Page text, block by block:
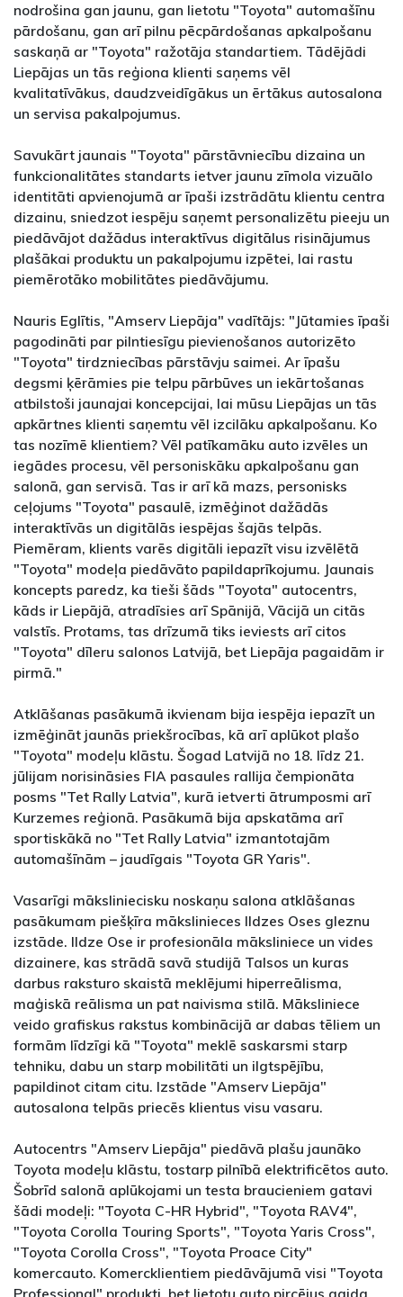
nodrošina gan jaunu, gan lietotu "Toyota" automašīnu
pārdošanu, gan arī pilnu pēcpārdošanas apkalpošanu
saskaņā ar "Toyota" ražotāja standartiem. Tādējādi
Liepājas un tās reģiona klienti saņems vēl
kvalitatīvākus, daudzveidīgākus un ērtākus autosalona
un servisa pakalpojumus.
Savukārt jaunais "Toyota" pārstāvniecību dizaina un
funkcionalitātes standarts ietver jaunu zīmola vizuālo
identitāti apvienojumā ar īpaši izstrādātu klientu centra
dizainu, sniedzot iespēju saņemt personalizētu pieeju un
piedāvājot dažādus interaktīvus digitālus risinājumus
plašākai produktu un pakalpojumu izpētei, lai rastu
piemērotāko mobilitātes piedāvājumu.
Nauris Eglītis, "Amserv Liepāja" vadītājs: "Jūtamies īpaši
pagodināti par pilntiesīgu pievienošanos autorizēto
"Toyota" tirdzniecības pārstāvju saimei. Ar īpašu
degsmi ķērāmies pie telpu pārbūves un iekārtošanas
atbilstoši jaunajai koncepcijai, lai mūsu Liepājas un tās
apkārtnes klienti saņemtu vēl izcilāku apkalpošanu. Ko
tas nozīmē klientiem? Vēl patīkamāku auto izvēles un
iegādes procesu, vēl personiskāku apkalpošanu gan
salonā, gan servisā. Tas ir arī kā mazs, personisks
ceļojums "Toyota" pasaulē, izmēģinot dažādās
interaktīvās un digitālās iespējas šajās telpās.
Piemēram, klients varēs digitāli iepazīt visu izvēlētā
"Toyota" modeļa piedāvāto papildaprīkojumu. Jaunais
koncepts paredz, ka tieši šāds "Toyota" autocentrs,
kāds ir Liepājā, atradīsies arī Spānijā, Vācijā un citās
valstīs. Protams, tas drīzumā tiks ieviests arī citos
"Toyota" dīleru salonos Latvijā, bet Liepāja pagaidām ir
pirmā."
Atklāšanas pasākumā ikvienam bija iespēja iepazīt un
izmēģināt jaunās priekšrocības, kā arī aplūkot plašo
"Toyota" modeļu klāstu. Šogad Latvijā no 18. līdz 21.
jūlijam norisināsies FIA pasaules rallija čempionāta
posms "Tet Rally Latvia", kurā ietverti ātrumposmi arī
Kurzemes reģionā. Pasākumā bija apskatāma arī
sportiskākā no "Tet Rally Latvia" izmantotajām
automašīnām – jaudīgais "Toyota GR Yaris".
Vasarīgi māksliniecisku noskaņu salona atklāšanas
pasākumam piešķīra mākslinieces Ildzes Oses gleznu
izstāde. Ildze Ose ir profesionāla māksliniece un vides
dizainere, kas strādā savā studijā Talsos un kuras
darbus raksturo skaistā meklējumi hiperreālisma,
maģiskā reālisma un pat naivisma stilā. Māksliniece
veido grafiskus rakstus kombinācijā ar dabas tēliem un
formām līdzīgi kā "Toyota" meklē saskarsmi starp
tehniku, dabu un starp mobilitāti un ilgtspējību,
papildinot citam citu. Izstāde "Amserv Liepāja"
autosalona telpās priecēs klientus visu vasaru.
Autocentrs "Amserv Liepāja" piedāvā plašu jaunāko
Toyota modeļu klāstu, tostarp pilnībā elektrificētos auto.
Šobrīd salonā aplūkojami un testa braucieniem gatavi
šādi modeļi: "Toyota C-HR Hybrid", "Toyota RAV4",
"Toyota Corolla Touring Sports", "Toyota Yaris Cross",
"Toyota Corolla Cross", "Toyota Proace City"
komercauto. Komercklientiem piedāvājumā visi "Toyota